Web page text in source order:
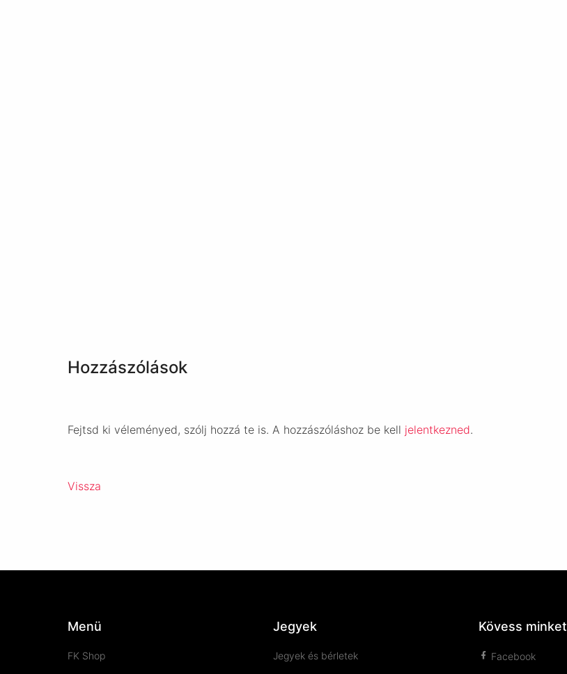
Hozzászólások
Fejtsd ki véleményed, szólj hozzá te is. A hozzászóláshoz be kell jelentkezned.
Vissza
Menü
FK Shop
Jegyek
Jegyek és bérletek
Kövess minket
Facebook